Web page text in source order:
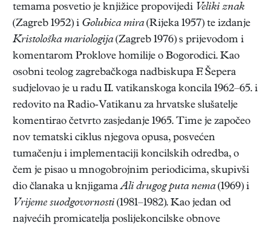
temama posvetio je knjižice propovijedi Veliki znak
(Zagreb 1952) i Golubica mira(Rijeka 1957) te izdanje
Kristološka mariologija(Zagreb 1976) s prijevodom i
komentarom Proklove homilije o Bogorodici. Kao
osobni teolog zagrebačkoga nadbiskupa F. Šepera
sudjelovao je u radu II. vatikanskoga koncila 1962–65. i
redovito na Radio-Vatikanu za hrvatske slušatelje
komentirao četvrto zasjedanje 1965. Time je započeo
nov tematski ciklus njegova opusa, posvećen
tumačenju i implementaciji koncilskih odredba, o
čem je pisao u mnogobrojnim periodicima, skupivši
dio članaka u knjigamaAli drugog puta nema(1969) i
Vrijeme suodgovornosti (1981–1982). Kao jedan od
najvećih promicatelja poslijekoncilske obnove